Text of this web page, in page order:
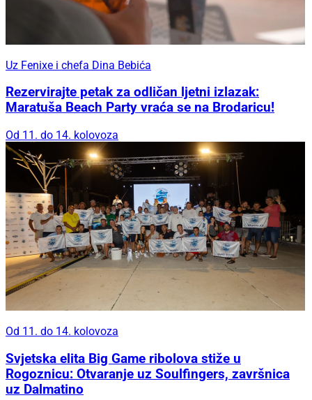
Uz Fenixe i chefa Dina Bebića
Rezervirajte petak za odličan ljetni izlazak:
Maratuša Beach Party vraća se na Brodaricu!
Od 11. do 14. kolovoza
Od 11. do 14. kolovoza
Svjetska elita Big Game ribolova stiže u
Rogoznicu: Otvaranje uz Soulfingers, završnica
uz Dalmatino